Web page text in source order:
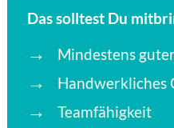
Das solltest Du
Mindestens
Handwerkliches
Teamfähigkeit